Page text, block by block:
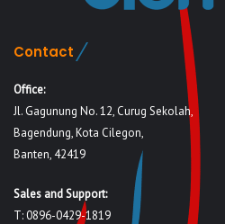
Contact
Office:
Jl. Gagunung No. 12, Curug Sekolah,
Bagendung, Kota Cilegon,
Banten, 42419
Sales and Support:
T: 0896-0429-1819